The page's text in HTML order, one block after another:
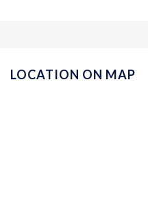
LOCATION ON MAP